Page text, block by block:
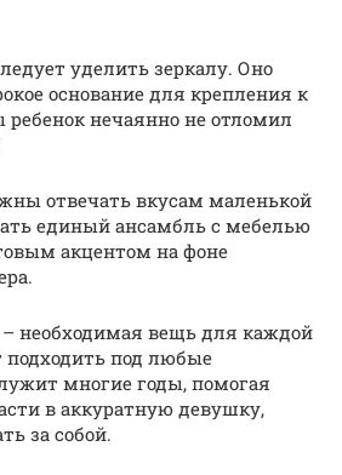
уделить зеркалу. Оно
основание для крепления к
нечаянно не отломил
отвечать вкусам маленькой
единый ансамбль с мебелью
акцентом на фоне
необходимая вещь для каждой
под любые
многие годы, помогая
в аккуратную девушку,
за собой.